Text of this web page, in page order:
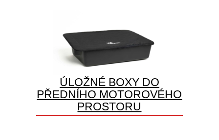
ÚLOŽNÉ BOXY DO
PŘEDNÍHO MOTOROVÉHO
PROSTORU